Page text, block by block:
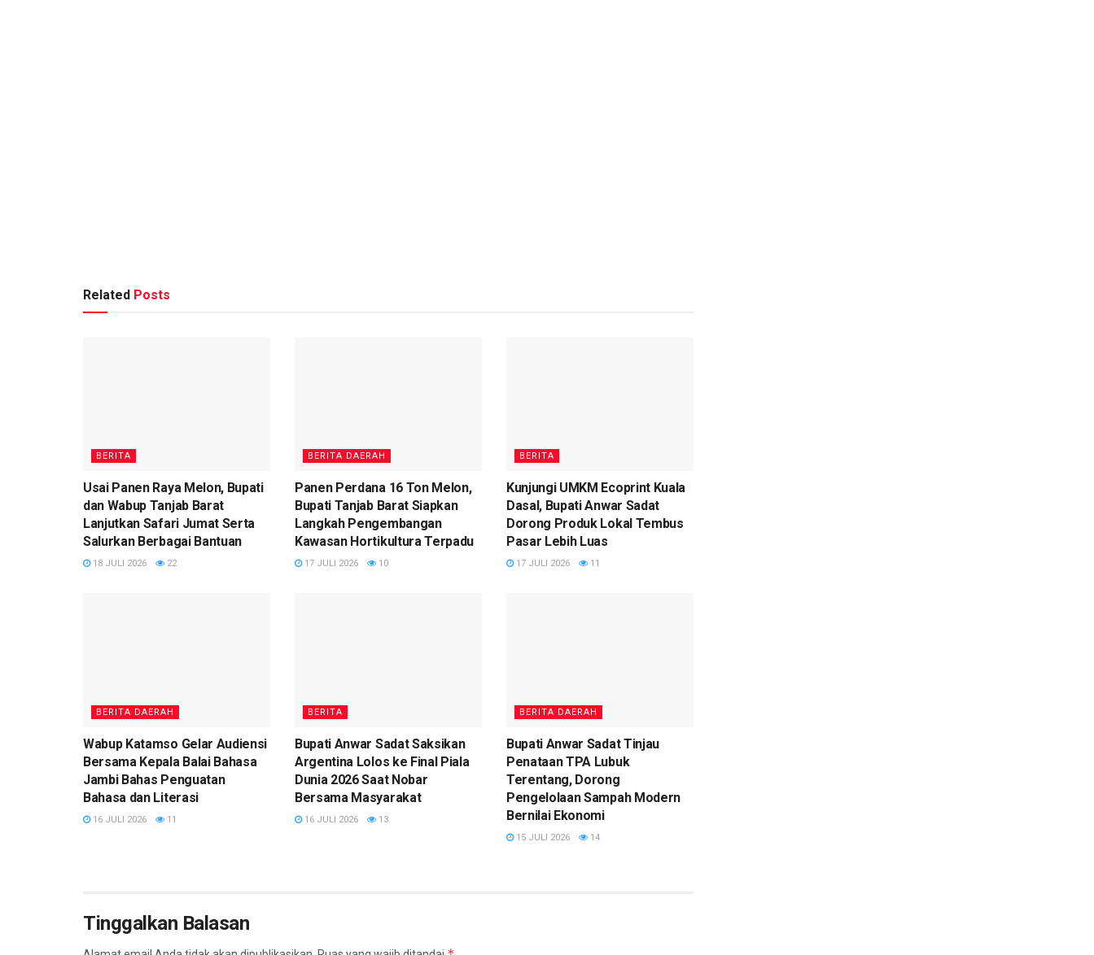
Related Posts
BERITA
Usai Panen Raya Melon, Bupati
dan Wabup Tanjab Barat
Lanjutkan Safari Jumat Serta
Salurkan Berbagai Bantuan
18 JULI 2026 22
BERITA DAERAH
Panen Perdana 16 Ton Melon,
Bupati Tanjab Barat Siapkan
Langkah Pengembangan
Kawasan Hortikultura Terpadu
17 JULI 2026 10
BERITA
Kunjungi UMKM Ecoprint Kuala
Dasal, Bupati Anwar Sadat
Dorong Produk Lokal Tembus
Pasar Lebih Luas
17 JULI 2026 11
BERITA DAERAH
Wabup Katamso Gelar Audiensi
Bersama Kepala Balai Bahasa
Jambi Bahas Penguatan
Bahasa dan Literasi
16 JULI 2026 11
BERITA
Bupati Anwar Sadat Saksikan
Argentina Lolos ke Final Piala
Dunia 2026 Saat Nobar
Bersama Masyarakat
16 JULI 2026 13
BERITA DAERAH
Bupati Anwar Sadat Tinjau
Penataan TPA Lubuk
Terentang, Dorong
Pengelolaan Sampah Modern
Bernilai Ekonomi
15 JULI 2026 14
Tinggalkan Balasan